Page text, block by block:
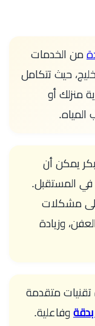
من الخدمات
حيث تتكامل
منزلك أو
المياه.
يمكن أن
في المستقبل.
مشكلات
وزيادة
متقدمة
وفاعلية.